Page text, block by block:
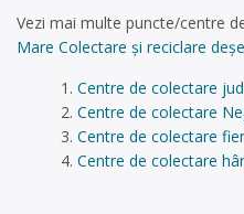
Vezi mai multe puncte/centre
Mare Colectare și reciclare
Centre de colectare
Centre de colectare
Centre de colectare
Centre de colectare